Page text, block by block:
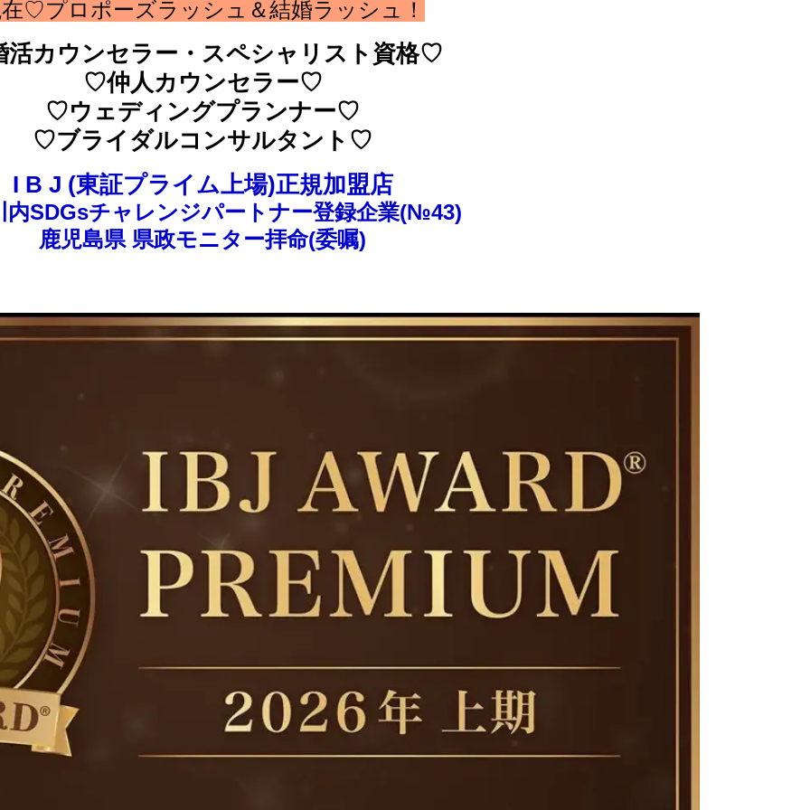
♡プロポーズラッシュ＆結婚ラッシュ！
カウンセラー・スペシャリスト資格♡
♡仲人カウンセラー♡
♡ウェディングプランナー♡
♡ブライダルコンサルタント♡
I B J (東証プライム上場)正規加盟店
内SDGsチャレンジパートナー登録企業(№43)
鹿児島県 県政モニター拝命(委嘱)